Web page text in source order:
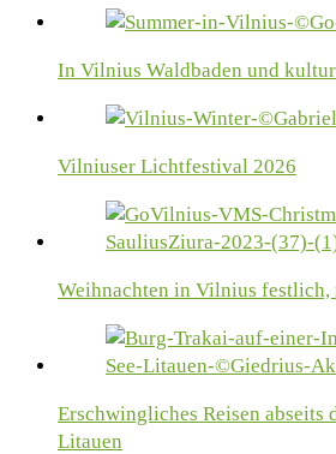
In Vilnius Waldbaden und
Vilniuser Lichtfestival 2026
Weihnachten in Vilnius festlich,
Erschwingliches Reisen abseits
Litauen